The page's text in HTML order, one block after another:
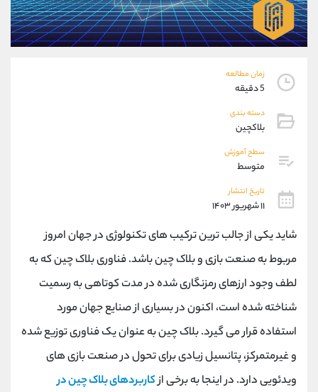
زمان مطالعه
5 دقیقه
دسته بندی
بلاکچین
سطح آموزش
متوسط
تاریخ انتشار
۱۱ شهریور ۱۴۰۳
شاید یکی از جالب ترین ترکیب های تکنولوژی در جهان امروز
مربوط به صنعت بازی و بلاک چین باشد. فناوری بلاک چین که به
لطف وجود ارزهای رمزنگاری شده در مدت کوتاهی به رسمیت
شناخته شده است، اکنون در بسیاری از صنایع جهان مورد
استفاده قرار می گیرد. بلاک چین به ‌عنوان یک فناوری توزیع‌ شده
و غیرمتمرکز، پتانسیل زیادی برای تحول در صنعت بازی ‌های
ویدئویی دارد. در اینجا به برخی ازکاربردهای بلاک چین در
09101364784
واتساپ شروع گفتگو
تلگرام @Armteam_admin_104
پشتیبان فروش
موبایل
اطلاعات تماس
تلفن 021-22021030
021-22021040
بدون پیش شماره 90001030
اینستاگرام @alireza.mehrabii
کانال تلگرام @alirezamehrabi_com
@alirezamehrabi_official